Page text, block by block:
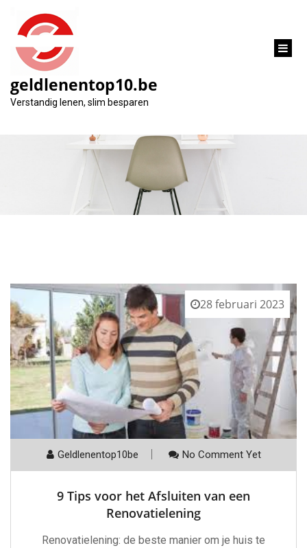
gaan
geldlenentop10.be
Verstandig lenen, slim besparen
Maand:
28 februari 2023
Geldlenentop10be No Comment Yet
9 Tips voor het Afsluiten van een
Renovatielening
Renovatielening: de beste manier om je huis te